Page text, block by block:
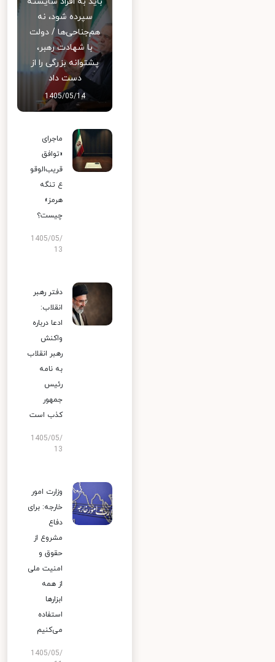
سپرده شود، نه
هم‌جناحی‌ها / دولت
با شهادت رهبر،
پشتوانه بزرگی را از
دست داد
1405/05/14
ماجرای
«توافق
قریب‌الوقو
ع تنگه
هرمز»
چیست؟
1405/05/
13
دفتر رهبر
انقلاب:
ادعا درباره
واکنش
رهبر انقلاب
به نامه
رئیس
جمهور
کذب است
1405/05/
13
وزارت امور
خارجه: برای
دفاع
مشروع از
حقوق و
امنیت ملی
از همه
ابزارها
استفاده
می‌کنیم
1405/05/